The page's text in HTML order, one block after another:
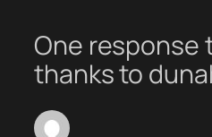
One response
thanks to